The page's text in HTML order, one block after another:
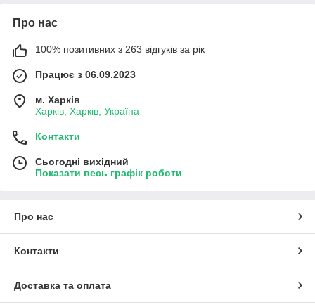
Про нас
100% позитивних з 263 відгуків за рік
Працює з 06.09.2023
м. Харків
Харків, Харків, Україна
Контакти
Сьогодні вихідний
Показати весь графік роботи
Про нас
Контакти
Доставка та оплата